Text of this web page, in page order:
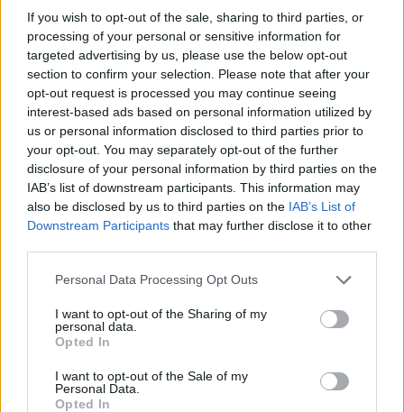
If you wish to opt-out of the sale, sharing to third parties, or
processing of your personal or sensitive information for
targeted advertising by us, please use the below opt-out
section to confirm your selection. Please note that after your
opt-out request is processed you may continue seeing
interest-based ads based on personal information utilized by
us or personal information disclosed to third parties prior to
your opt-out. You may separately opt-out of the further
disclosure of your personal information by third parties on the
IAB’s list of downstream participants. This information may
also be disclosed by us to third parties on the IAB’s List of
Downstream Participants that may further disclose it to other
Personal Data Processing Opt Outs
I want to opt-out of the Sharing of my
personal data.
Opted In
I want to opt-out of the Sale of my
Personal Data.
Opted In
Komentáře
TAGY děti Jungmannova mateřská školka
nepořádek
Předchozí článek
Krampuslauf přilákal tisíce lidí
nejen z Příbrami
Následující článek
a drobná nehoda aneb Kampus
show očima příbramské policie